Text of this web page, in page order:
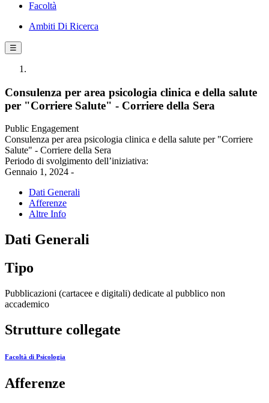
Facoltà
Ambiti Di Ricerca
☰
Consulenza per area psicologia clinica e della salute
per "Corriere Salute" - Corriere della Sera
Public Engagement
Consulenza per area psicologia clinica e della salute per "Corriere
Salute" - Corriere della Sera
Periodo di svolgimento dell’iniziativa:
Gennaio 1, 2024 -
Dati Generali
Afferenze
Altre Info
Dati Generali
Tipo
Pubblicazioni (cartacee e digitali) dedicate al pubblico non
accademico
Strutture collegate
Facoltà di Psicologia
Afferenze